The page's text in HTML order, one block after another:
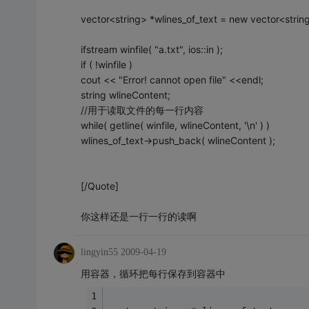
vector<string> *wlines_of_text = new
ifstream winfile( "a.txt", ios::in );
if ( !winfile )
cout << "Error! cannot open file" <<endl;
string wlineContent;
//用于读取文件的每一行内容
while( getline( winfile, wlineContent, '\n' ) )
wlines_of_text->push_back( wlineContent );
[/Quote]
你这样还是一行一行的读啊
lingyin55 2009-04-19
用容器，循环把每行保存到容器中